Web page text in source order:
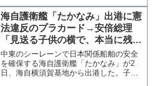
海自護衛艦「たかなみ」出港に憲
法違反のプラカード→安倍総理
「見送る子供の横で、本当に残念
だ」維新・足立康史議員の質疑に
心境語る
中東のシーレーンで日本関係船舶の安全
を確保する海自護衛艦「たかなみ」が2
日、海自横須賀基地から出港した。子供